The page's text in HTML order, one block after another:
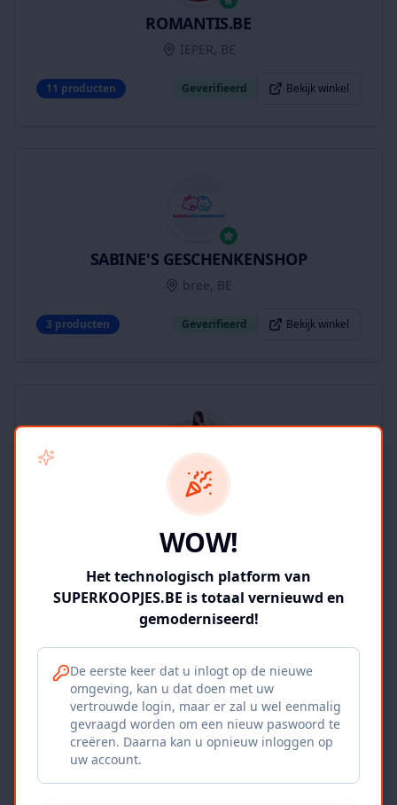
ROMANTIS.BE
IEPER, BE
11 producten Geverifieerd Bekijk winkel
SABINE'S GESCHENKENSHOP
bree, BE
3 producten Geverifieerd Bekijk winkel
SUPERKOOPJES.BE
Geverifieerd
Iepers Kwartier
Ieper, BE
WOW!
Het technologisch platform van
SUPERKOOPJES.BE is totaal vernieuwd en
gemoderniseerd!
De eerste keer dat u inlogt op de nieuwe
omgeving, kan u dat doen met uw
vertrouwde login, maar er zal u wel eenmalig
gevraagd worden om een nieuw paswoord te
creëren. Daarna kan u opnieuw inloggen op
uw account.